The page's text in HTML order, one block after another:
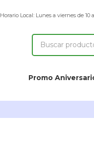
Promo
Horario Local: Lunes a viernes de 10